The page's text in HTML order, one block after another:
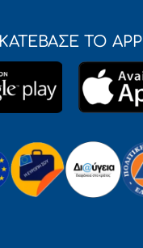
ΚΑΤΕΒΑΣΕ ΤΟ APP